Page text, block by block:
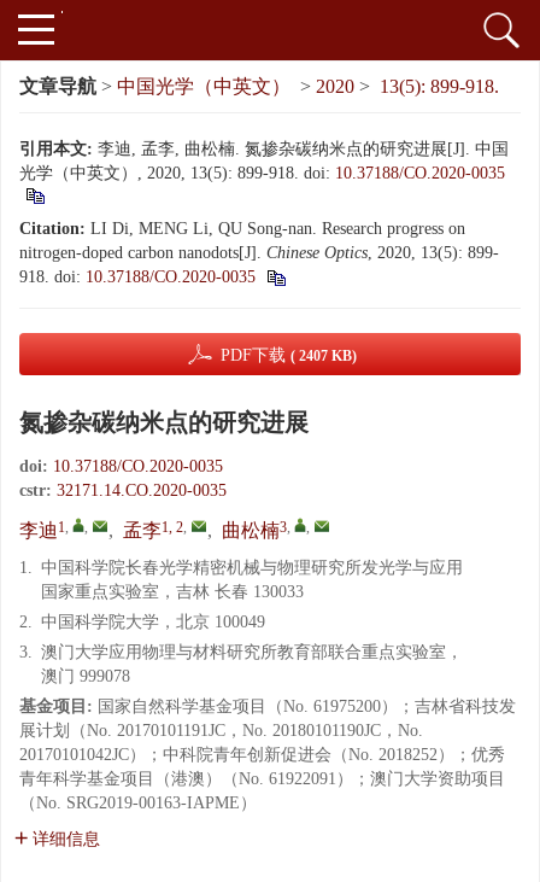
文章导航 > 中国光学（中英文） > 2020 > 13(5): 899-918.
引用本文: 李迪, 孟李, 曲松楠. 氮掺杂碳纳米点的研究进展[J]. 中国
光学（中英文）, 2020, 13(5): 899-918. doi: 10.37188/CO.2020-0035
Citation: LI Di, MENG Li, QU Song-nan. Research progress on
nitrogen-doped carbon nanodots[J]. Chinese Optics, 2020, 13(5): 899-
918. doi: 10.37188/CO.2020-0035
PDF下载 ( 2407 KB)
氮掺杂碳纳米点的研究进展
doi: 10.37188/CO.2020-0035
cstr: 32171.14.CO.2020-0035
李迪 1, , , 孟李1, 2, , 曲松楠3, ,
1. 中国科学院长春光学精密机械与物理研究所发光学与应用
国家重点实验室，吉林 长春 130033
2. 中国科学院大学，北京 100049
3. 澳门大学应用物理与材料研究所教育部联合重点实验室，
澳门 999078
基金项目: 国家自然科学基金项目（No. 61975200）；吉林省科技发
展计划（No. 20170101191JC，No. 20180101190JC，No.
20170101042JC）；中科院青年创新促进会（No. 2018252）；优秀
青年科学基金项目（港澳）（No. 61922091）；澳门大学资助项目
（No. SRG2019-00163-IAPME）
详细信息